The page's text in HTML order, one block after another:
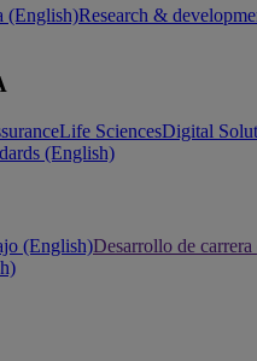
(English)Research &
Life SciencesDigital
(English)
(English)Desarrollo de